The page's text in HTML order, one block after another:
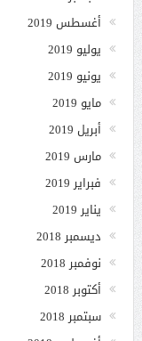
أغسطس 2019
يوليو 2019
يونيو 2019
مايو 2019
أبريل 2019
مارس 2019
فبراير 2019
يناير 2019
ديسمبر 2018
نوفمبر 2018
أكتوبر 2018
سبتمبر 2018